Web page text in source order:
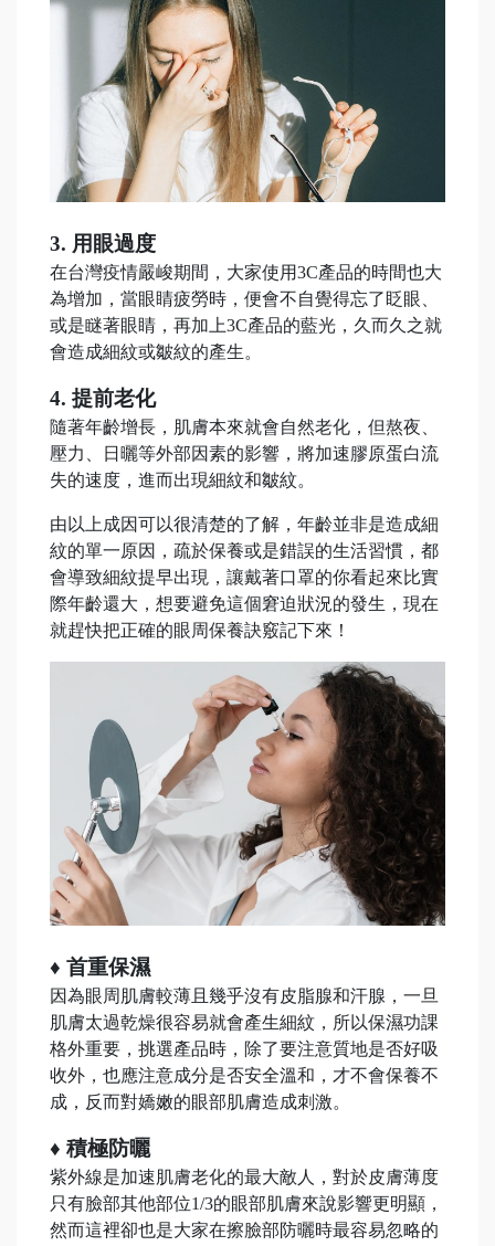
3. 用眼過度
在台灣疫情嚴峻期間，大家使用3C產品的時間也大
為增加，當眼睛疲勞時，便會不自覺得忘了眨眼、
或是瞇著眼睛，再加上3C產品的藍光，久而久之就
會造成細紋或皺紋的產生。
4. 提前老化
隨著年齡增長，肌膚本來就會自然老化，但熬夜、
壓力、日曬等外部因素的影響，將加速膠原蛋白流
失的速度，進而出現細紋和皺紋。
由以上成因可以很清楚的了解，年齡並非是造成細
紋的單一原因，疏於保養或是錯誤的生活習慣，都
會導致細紋提早出現，讓戴著口罩的你看起來比實
際年齡還大，想要避免這個窘迫狀況的發生，現在
就趕快把正確的眼周保養訣竅記下來！
♦ 首重保濕
因為眼周肌膚較薄且幾乎沒有皮脂腺和汗腺，一旦
肌膚太過乾燥很容易就會產生細紋，所以保濕功課
格外重要，挑選產品時，除了要注意質地是否好吸
收外，也應注意成分是否安全溫和，才不會保養不
成，反而對嬌嫩的眼部肌膚造成刺激。
♦ 積極防曬
紫外線是加速肌膚老化的最大敵人，對於皮膚薄度
只有臉部其他部位1/3的眼部肌膚來說影響更明顯，
然而這裡卻也是大家在擦臉部防曬時最容易忽略的